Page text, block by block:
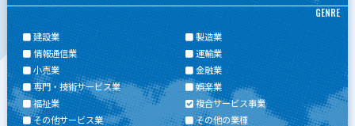
GENRE
建設業
製造業
情報通信業
運輸業
小売業
金融業
専門・技術サービス業
娯楽業
福祉業
複合サービス事業
その他サービス業
その他の業種